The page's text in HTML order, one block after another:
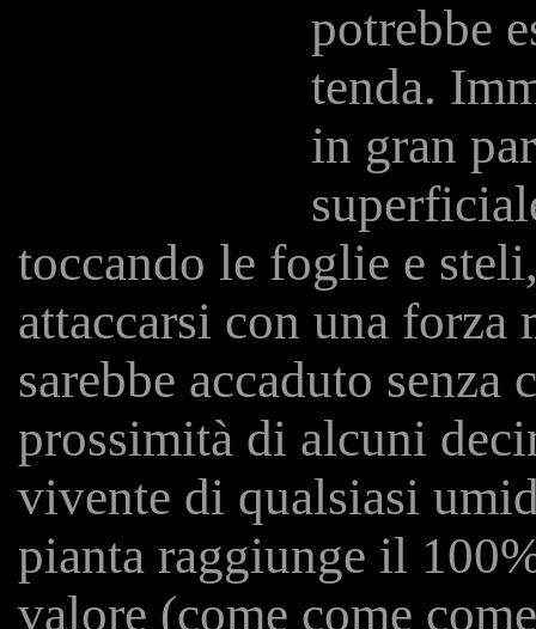
potrebbe
tenda.
in gran
toccando le foglie e
attaccarsi con una
sarebbe accaduto
prossimità di alcuni
vivente di qualsiasi
pianta raggiunge il
valore (come come come